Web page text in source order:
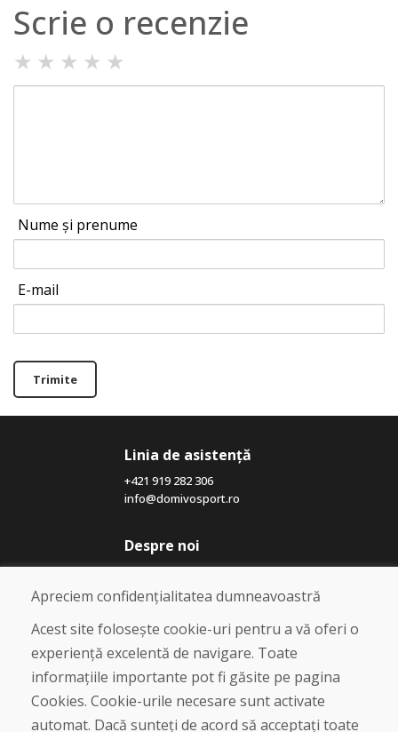
Scrie o recenzie
★ ★ ★ ★ ★
Nume și prenume
E-mail
Trimite
Linia de asistență
+421 919 282 306
info@domivosport.ro
Despre noi
Blog
Despre noi
Magazin
Contact
Cumpărare
Magazin online
Apreciem confidențialitatea dumneavoastră
Acest site folosește cookie-uri pentru a vă oferi o
experiență excelentă de navigare. Toate
informațiile importante pot fi găsite pe pagina
Cookies. Cookie-urile necesare sunt activate
automat. Dacă sunteți de acord să acceptați toate